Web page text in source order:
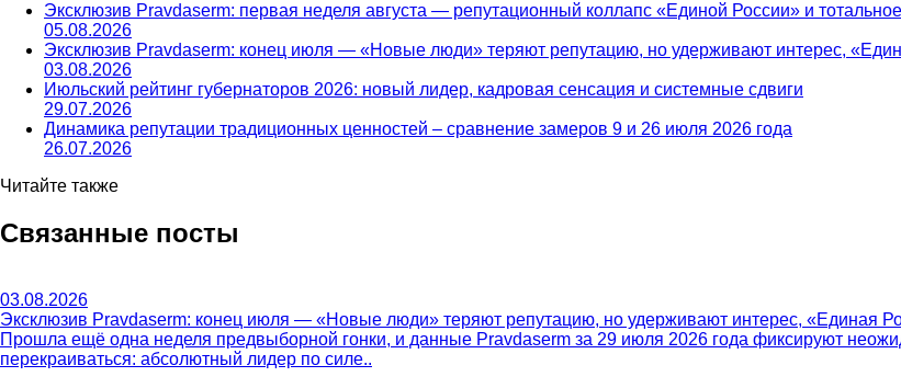
Эксклюзив Pravdaserm: первая неделя августа — репутационный коллапс «Единой России» и
05.08.2026
Эксклюзив Pravdaserm: конец июля — «Новые люди» теряют репутацию, но удерживают интерес,
03.08.2026
Июльский рейтинг губернаторов 2026: новый лидер, кадровая сенсация и системные сдвиги
29.07.2026
Динамика репутации традиционных ценностей – сравнение замеров 9 и 26 июля 2026 года
26.07.2026
Читайте также
Связанные посты
03.08.2026
Эксклюзив Pravdaserm: конец июля — «Новые люди» теряют репутацию, но удерживают интерес, «Единая
Прошла ещё одна неделя предвыборной гонки, и данные Pravdaserm за 29 июля 2026 года фиксируют
перекраиваться: абсолютный лидер по силе..